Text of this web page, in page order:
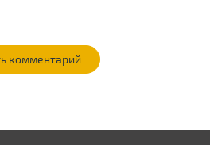
комментарий